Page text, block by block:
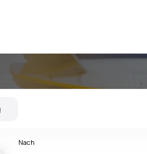
Nach